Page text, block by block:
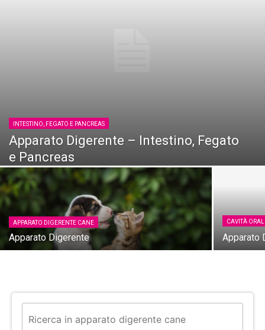
INTESTINO, FEGATO E PANCREAS
Apparato Digerente – Intestino, Fegato
e Pancreas
APPARATO DIGERENTE CANE
Apparato Digerente
CAVITÀ
Apparato